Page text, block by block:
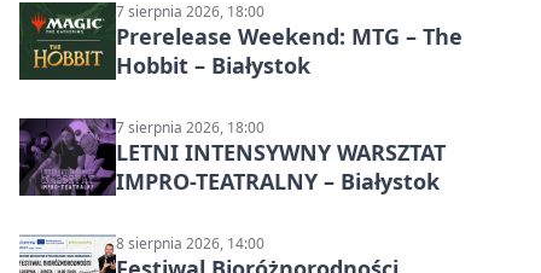
7 sierpnia 2026, 18:00
Prerelease Weekend: MTG – The
Hobbit – Białystok
7 sierpnia 2026, 18:00
LETNI INTENSYWNY WARSZTAT
IMPRO-TEATRALNY – Białystok
8 sierpnia 2026, 14:00